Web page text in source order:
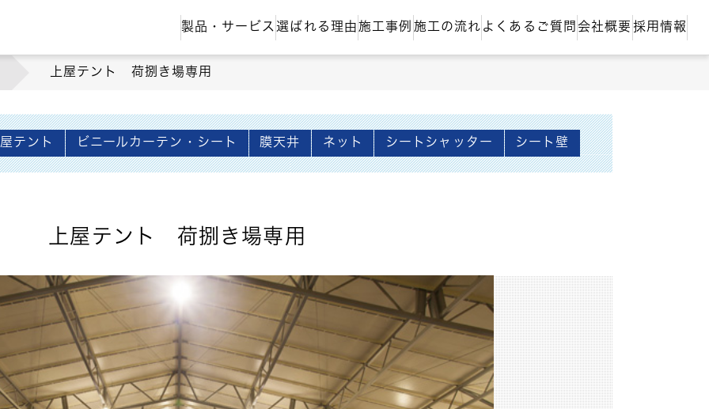
製品・サービス 選ばれる理由施工事例 施工の流れ よくあるご質問 会社概要 採用情報
上屋テント 荷捌き場専用
テント ビニールカーテン・シート 膜天井 ネット シートシャッター シート壁
上屋テント 荷捌き場専用